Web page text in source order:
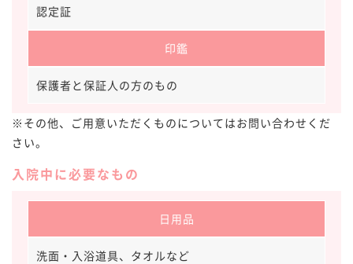
認定証
印鑑
保護者と保証人の方のもの
※その他、ご用意いただくものについてはお問い合わせくだ
さい。
入院中に必要なもの
日用品
洗面・入浴道具、タオルなど